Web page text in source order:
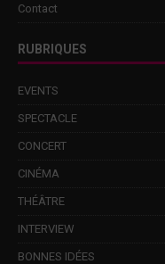
Contact
RUBRIQUES
EVENTS
SPECTACLE
CONCERT
CINÉMA
THÉÂTRE
INTERVIEW
BONNES IDÉES